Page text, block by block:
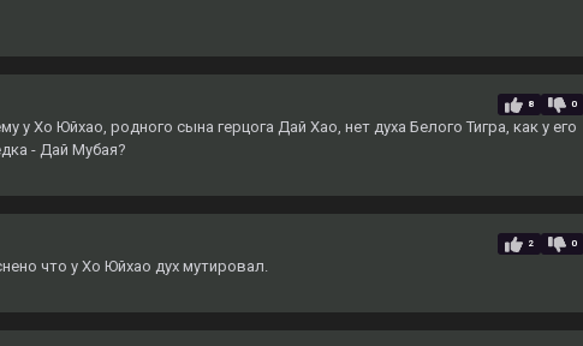
8 0
у Хо Юйхао, родного сына герцога Дай Хао, нет духа Белого Тигра, как у его
- Дай Мубая?
2 0
что у Хо Юйхао дух мутировал.